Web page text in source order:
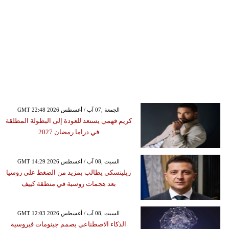
GMT 22:48 2026 الجمعة ,07 آب / أغسطس
كريم فهمي يستعد للعودة إلى البطولة المطلقة
في دراما رمضان 2027
GMT 14:29 2026 السبت ,08 آب / أغسطس
زيلينسكي يطالب بمزيد من الضغط على روسيا
بعد هجمات روسية في منطقة كييف
GMT 12:03 2026 السبت ,08 آب / أغسطس
الذكاء الاصطناعي يصمم جينومات فيروسية